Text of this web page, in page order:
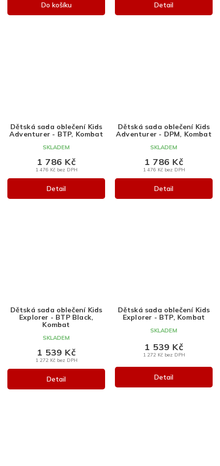
Do košíku Detail
Dětská sada oblečení Kids
Adventurer - BTP, Kombat
SKLADEM
1 476 Kč bez DPH
1 786 Kč
Detail
Dětská sada oblečení Kids
Adventurer - DPM, Kombat
SKLADEM
1 476 Kč bez DPH
1 786 Kč
Detail
Dětská sada oblečení Kids
Explorer - BTP Black,
Kombat
SKLADEM
1 272 Kč bez DPH
1 539 Kč
Detail
Dětská sada oblečení Kids
Explorer - BTP, Kombat
SKLADEM
1 272 Kč bez DPH
1 539 Kč
Detail